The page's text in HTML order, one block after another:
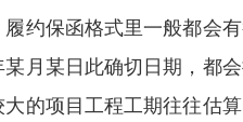
约保函格式里一般都会
月某日此确切日期，都
的项目工程工期往往估